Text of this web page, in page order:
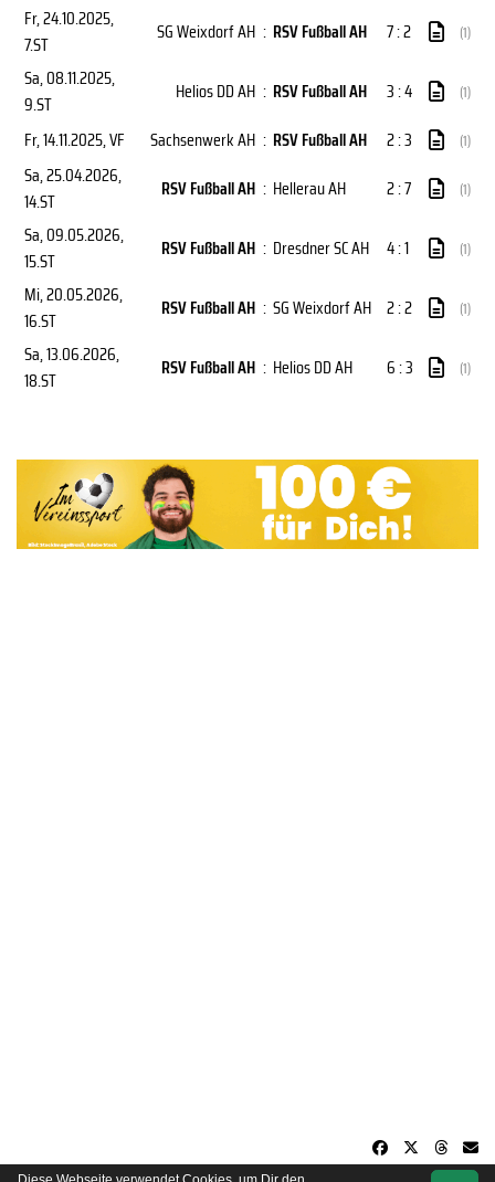
Fr, 24.10.2025,
7.ST
SG Weixdorf AH : RSV Fußball AH 7 : 2 (1)
Sa, 08.11.2025,
9.ST
Helios DD AH : RSV Fußball AH 3 : 4 (1)
Fr, 14.11.2025, VF Sachsenwerk AH : RSV Fußball AH 2 : 3 (1)
Sa, 25.04.2026,
14.ST
RSV Fußball AH : Hellerau AH 2 : 7 (1)
Sa, 09.05.2026,
15.ST
RSV Fußball AH : Dresdner SC AH 4 : 1 (1)
Mi, 20.05.2026,
16.ST
RSV Fußball AH : SG Weixdorf AH 2 : 2 (1)
Sa, 13.06.2026,
18.ST
RSV Fußball AH : Helios DD AH 6 : 3 (1)